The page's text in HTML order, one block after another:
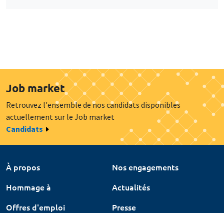
Job market
Retrouvez l'ensemble de nos candidats disponibles
actuellement sur le Job market
Candidats
À propos
Nos engagements
Hommage à
Actualités
Offres d'emploi
Presse